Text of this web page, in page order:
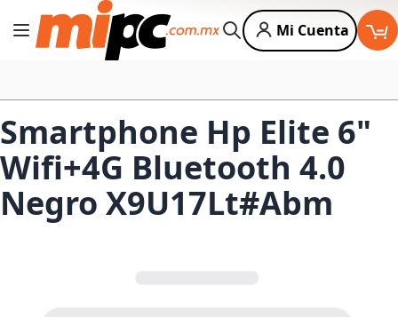
Cambiar Nav
Buscar
Mi Cuenta
Smartphone Hp Elite 6"
Wifi+4G Bluetooth 4.0
Negro X9U17Lt#Abm